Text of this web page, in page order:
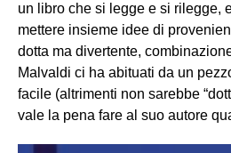
un libro che si legge e si rilegge,
mettere insieme idee di
dotta ma divertente,
Malvaldi ci ha abituati da un
facile (altrimenti non sarebbe
vale la pena fare al suo autore